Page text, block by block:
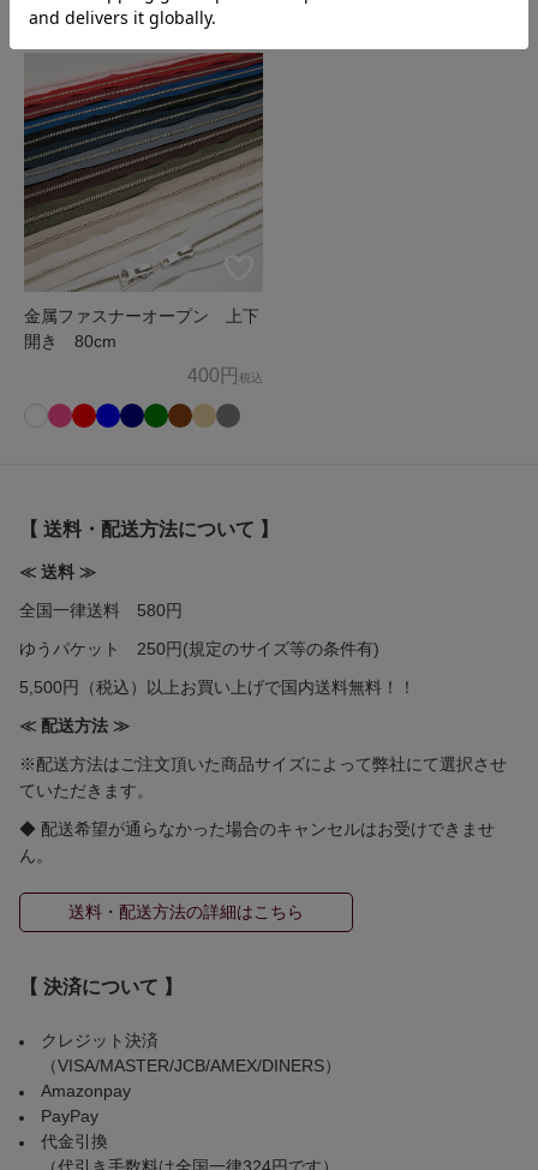
金属ファスナーオープン 上下
開き 80cm
400円 税込
【 送料・配送方法について 】
≪ 送料 ≫
全国一律送料 580円
ゆうパケット 250円(規定のサイズ等の条件有)
5,500円（税込）以上お買い上げで国内送料無料！！
≪ 配送方法 ≫
※配送方法はご注文頂いた商品サイズによって弊社にて選択させ
ていただきます。
◆ 配送希望が通らなかった場合のキャンセルはお受けできませ
ん。
送料・配送方法の詳細はこちら
【 決済について 】
クレジット決済
（VISA/MASTER/JCB/AMEX/DINERS）
Amazonpay
PayPay
代金引換
（代引き手数料は全国一律324円です）